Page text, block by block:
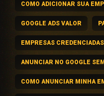
COMO ADICIONAR SUA
GOOGLE ADS VALOR
EMPRESAS
ANUNCIAR NO GOOGLE
COMO ANUNCIAR MINHA